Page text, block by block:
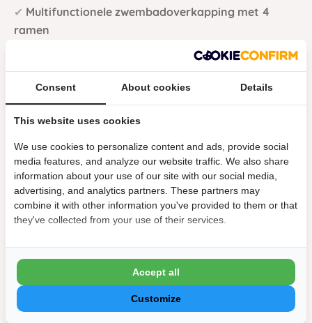
✔ Multifunctionele zwembadoverkapping met 4
ramen
inbegrepen)
✔ Zwembadtrap
✔ Liner reparatieset
Handleidingen
Specificaties
Aansluiting (zand)filterpomp:
Consent About cookies Details
This website uses cookies
We use cookies to personalize content and ads, provide social
media features, and analyze our website traffic. We also share
information about your use of our site with our social media,
advertising, and analytics partners. These partners may
combine it with other information you've provided to them or that
they've collected from your use of their services.
Customize
Accept all